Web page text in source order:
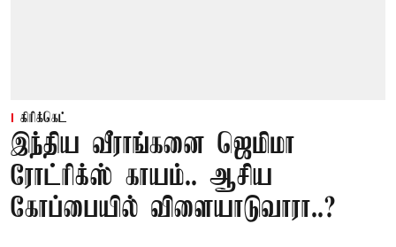
கிரிக்கெட்
இந்திய வீராங்கனை ஜெமிமா
ரோட்ரிக்ஸ் காயம்.. ஆசிய
கோப்பையில் விளையாடுவாரா..?